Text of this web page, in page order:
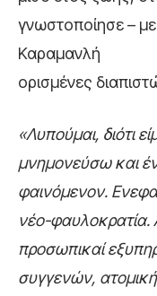
γνωστοποίησε –
Καραμανλή
ορισμένες
«Λυπούμαι, διότι
μνημονεύσω και
φαινόμενον.
νέο-φαυλοκρατία.
προσωπικαί
συγγενών,